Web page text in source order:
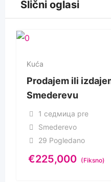
Slični oglasi
Kuća
Prodajem ili
Smederevu
1 седмица pre
Smederevo
29 Pogledano
€225,000 (Fiksno)